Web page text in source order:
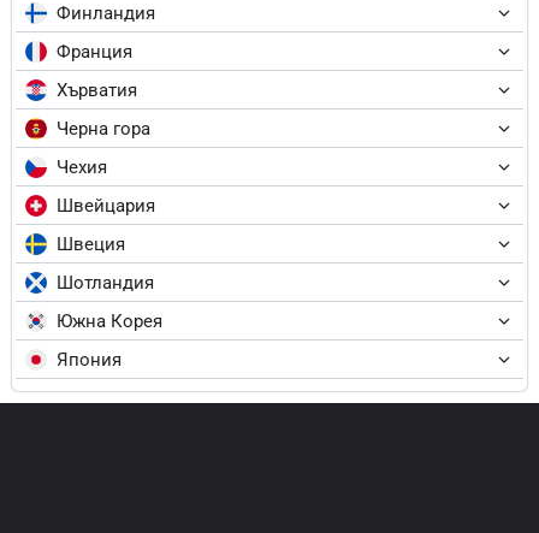
Финландия
Франция
Хърватия
Черна гора
Чехия
Швейцария
Швеция
Шотландия
Южна Корея
Япония